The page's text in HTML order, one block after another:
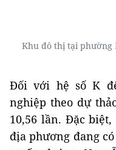
nghiệp theo dự
10,56 lần. Đặc
tuyến đường
Giàu ở xã Tân Vĩnh
lần. Ngoài ra,
Tràm có hệ số K